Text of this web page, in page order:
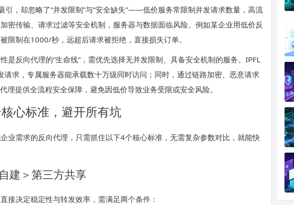
引，却忽略了“并发限制”与“安全缺失”——低价服务常限制并发请求数量，高流
密传输、请求过滤等安全机制，服务器与数据面临风险。例如某企业用低价反
限制在1000/秒，远超后请求被拒绝，直接损失订单。
是反向代理的“生命线”，需优先选择无并发限制、具备安全机制的服务。IPFL
请求，专属服务器能承载数十万级同时访问；同时，通过链路加密、恶意请求
理提供全流程安全保障，避免因低价导致业务受限或安全风险。
心标准，避开所有坑
业需求的反向代理，只需抓住以下4个核心标准，无需复杂参数对比，就能快
建＞第三方共享
接决定稳定性与转发效率，需满足两个条件：